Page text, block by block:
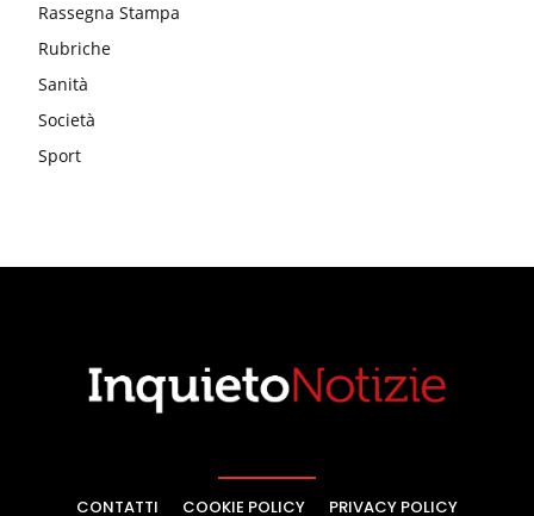
Rassegna Stampa
Rubriche
Sanità
Società
Sport
CONTATTI COOKIE POLICY PRIVACY POLICY